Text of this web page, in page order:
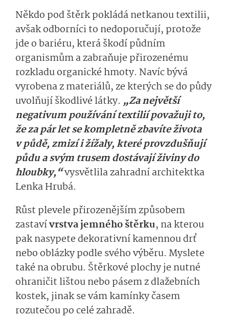
Někdo pod štěrk pokládá netkanou textilii,
avšak odborníci to nedoporučují, protože
jde o bariéru, která škodí půdním
organismům a zabraňuje přirozenému
rozkladu organické hmoty. Navíc bývá
vyrobena z materiálů, ze kterých se do půdy
uvolňují škodlivé látky. „Za největší
negativum používání textilií považuji to,
že za pár let se kompletně zbavíte života
v půdě, zmizí i žížaly, které provzdušňují
půdu a svým trusem dostávají živiny do
hloubky,“vysvětlila zahradní architektka
Lenka Hrubá.
Růst plevele přirozenějším způsobem
zastavívrstva jemného štěrku, na kterou
pak nasypete dekorativní kamennou drť
nebo oblázky podle svého výběru. Myslete
také na obrubu. Štěrkové plochy je nutné
ohraničit lištou nebo pásem z dlažebních
kostek, jinak se vám kamínky časem
rozutečou po celé zahradě.